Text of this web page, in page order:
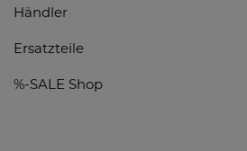
Händler
Ersatzteile
%-SALE Shop